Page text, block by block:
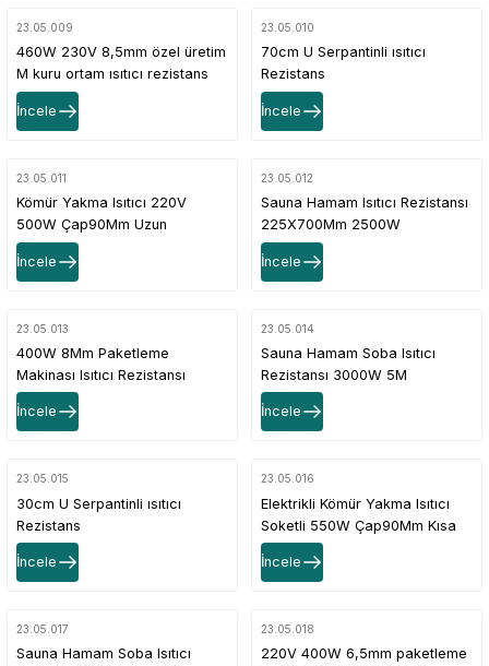
23.05.009
460W 230V 8,5mm özel üretim
M kuru ortam ısıtıcı rezistans
CR304
İncele
23.05.010
70cm U Serpantinli ısıtıcı
Rezistans
İncele
23.05.011
Kömür Yakma Isıtıcı 220V
500W Çap90Mm Uzun
İncele
23.05.012
Sauna Hamam Isıtıcı Rezistansı
225X700Mm 2500W
İncele
23.05.013
400W 8Mm Paketleme
Makinası Isıtıcı Rezistansı
İncele
23.05.014
Sauna Hamam Soba Isıtıcı
Rezistansı 3000W 5M
İncele
23.05.015
30cm U Serpantinli ısıtıcı
Rezistans
İncele
23.05.016
Elektrikli Kömür Yakma Isıtıcı
Soketli 550W Çap90Mm Kısa
İncele
23.05.017
Sauna Hamam Soba Isıtıcı
23.05.018
220V 400W 6,5mm paketleme